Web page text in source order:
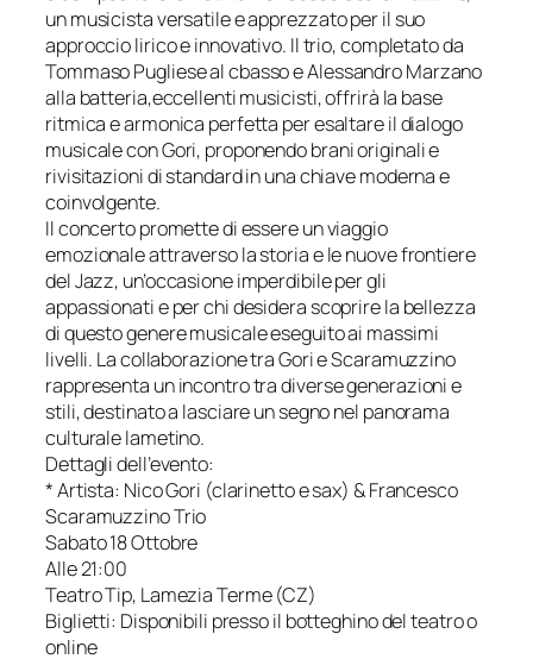
un musicista versatile e apprezzato per il suo
approccio lirico e innovativo. Il trio, completato da
Tommaso Pugliese al cbasso e Alessandro Marzano
alla batteria,eccellenti musicisti, offrirà la base
ritmica e armonica perfetta per esaltare il dialogo
musicale con Gori, proponendo brani originali e
rivisitazioni di standard in una chiave moderna e
coinvolgente.
Il concerto promette di essere un viaggio
emozionale attraverso la storia e le nuove frontiere
del Jazz, un’occasione imperdibile per gli
appassionati e per chi desidera scoprire la bellezza
di questo genere musicale eseguito ai massimi
livelli. La collaborazione tra Gori e Scaramuzzino
rappresenta un incontro tra diverse generazioni e
stili, destinato a lasciare un segno nel panorama
culturale lametino.
Dettagli dell’evento:
* Artista: Nico Gori (clarinetto e sax) & Francesco
Scaramuzzino Trio
Sabato 18 Ottobre
Alle 21:00
Teatro Tip, Lamezia Terme (CZ)
Biglietti: Disponibili presso il botteghino del teatro o
online